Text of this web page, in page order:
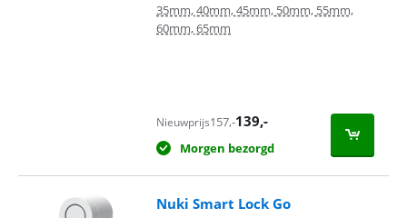
35mm, 40mm, 45mm, 50mm, 55mm,
60mm, 65mm
Nieuwprijs157,-139,-
Morgen bezorgd
Nuki Smart Lock Go